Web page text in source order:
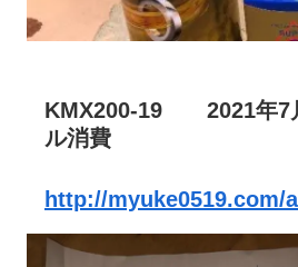
KMX200-19 2021年7
ル消費
http://myuke0519.com/